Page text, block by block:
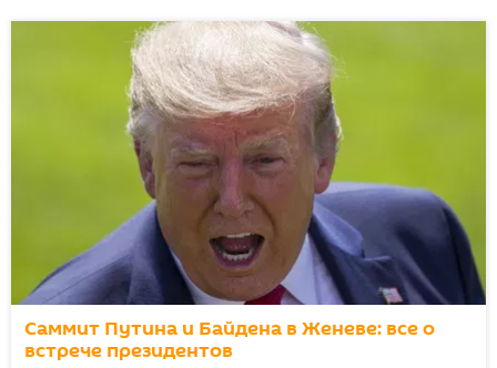
Саммит Путина и Байдена в Женеве: все о
встрече президентов